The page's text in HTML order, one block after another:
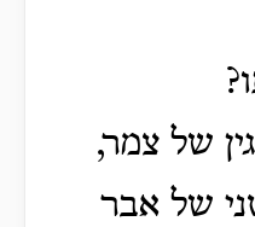
של צמר,
של אבר